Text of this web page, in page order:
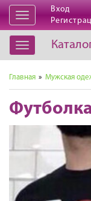
Открыть
навигацию
Вход
Открыть
навигацию
Главная » Мужская